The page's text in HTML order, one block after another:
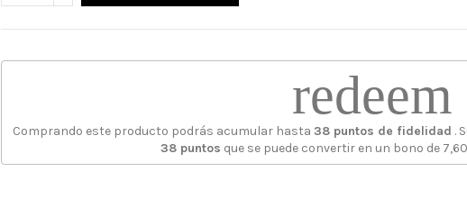
redeem
Comprando este producto podrás acumular hasta 38puntos de fidelidad .
38 puntos que se puede convertir en un bono de